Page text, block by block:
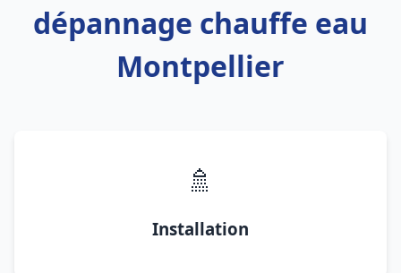
dépannage chauffe eau
Montpellier
🚿
Installation